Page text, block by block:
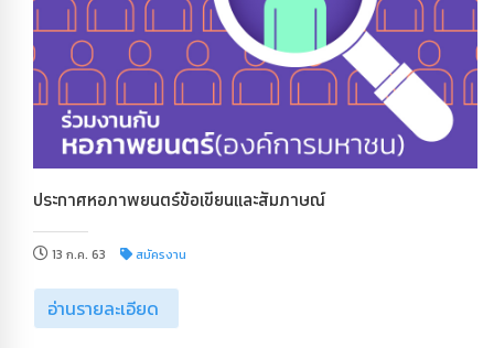
ประกาศหอภาพยนตร์ข้อเขียนและสัมภาษณ์
13 ก.ค. 63 สมัครงาน
อ่านรายละเอียด